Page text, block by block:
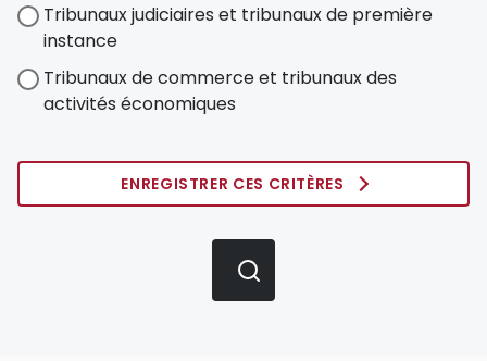
Tribunaux judiciaires et tribunaux de première
instance
Tribunaux de commerce et tribunaux des
activités économiques
ENREGISTRER CES CRITÈRES